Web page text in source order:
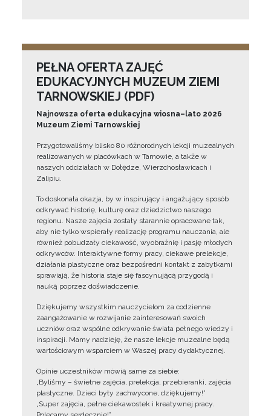
PEŁNA OFERTA ZAJĘĆ
EDUKACYJNYCH MUZEUM ZIEMI
TARNOWSKIEJ (PDF)
Najnowsza oferta edukacyjna wiosna–lato 2026
Muzeum Ziemi Tarnowskiej
Przygotowaliśmy blisko 80 różnorodnych lekcji muzealnych
realizowanych w placówkach w Tarnowie, a także w
naszych oddziałach w Dołędze, Wierzchosławicach i
Zalipiu.
To doskonała okazja, by w inspirujący i angażujący sposób
odkrywać historię, kulturę oraz dziedzictwo naszego
regionu. Nasze zajęcia zostały starannie opracowane tak,
aby nie tylko wspierały realizację programu nauczania, ale
również pobudzały ciekawość, wyobraźnię i pasję młodych
odkrywców. Interaktywne formy pracy, ciekawe prelekcje,
działania plastyczne oraz bezpośredni kontakt z zabytkami
sprawiają, że historia staje się fascynującą przygodą i
nauką poprzez doświadczenie.
Dziękujemy wszystkim nauczycielom za codzienne
zaangażowanie w rozwijanie zainteresowań swoich
uczniów oraz wspólne odkrywanie świata pełnego wiedzy i
inspiracji. Mamy nadzieję, że nasze lekcje muzealne będą
wartościowym wsparciem w Waszej pracy dydaktycznej.
Opinie uczestników mówią same za siebie:
„Byliśmy – świetne zajęcia, prelekcja, przebieranki, zajęcia
plastyczne. Dzieci były zachwycone, dziękujemy!”
„Super zajęcia, pełne ciekawostek i kreatywnej pracy.